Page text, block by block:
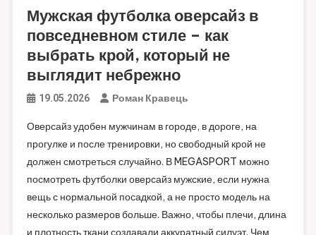
Мужская футболка оверсайз в
повседневном стиле – как
выбрать крой, который не
выглядит небрежно
19.05.2026 Роман Кравець
Оверсайз удобен мужчинам в городе, в дороге, на
прогулке и после тренировки, но свободный крой не
должен смотреться случайно. В MEGASPORT можно
посмотреть футболки оверсайз мужские, если нужна
вещь с нормальной посадкой, а не просто модель на
несколько размеров больше. Важно, чтобы плечи, длина
и плотность ткани создавали аккуратный силуэт. Чем